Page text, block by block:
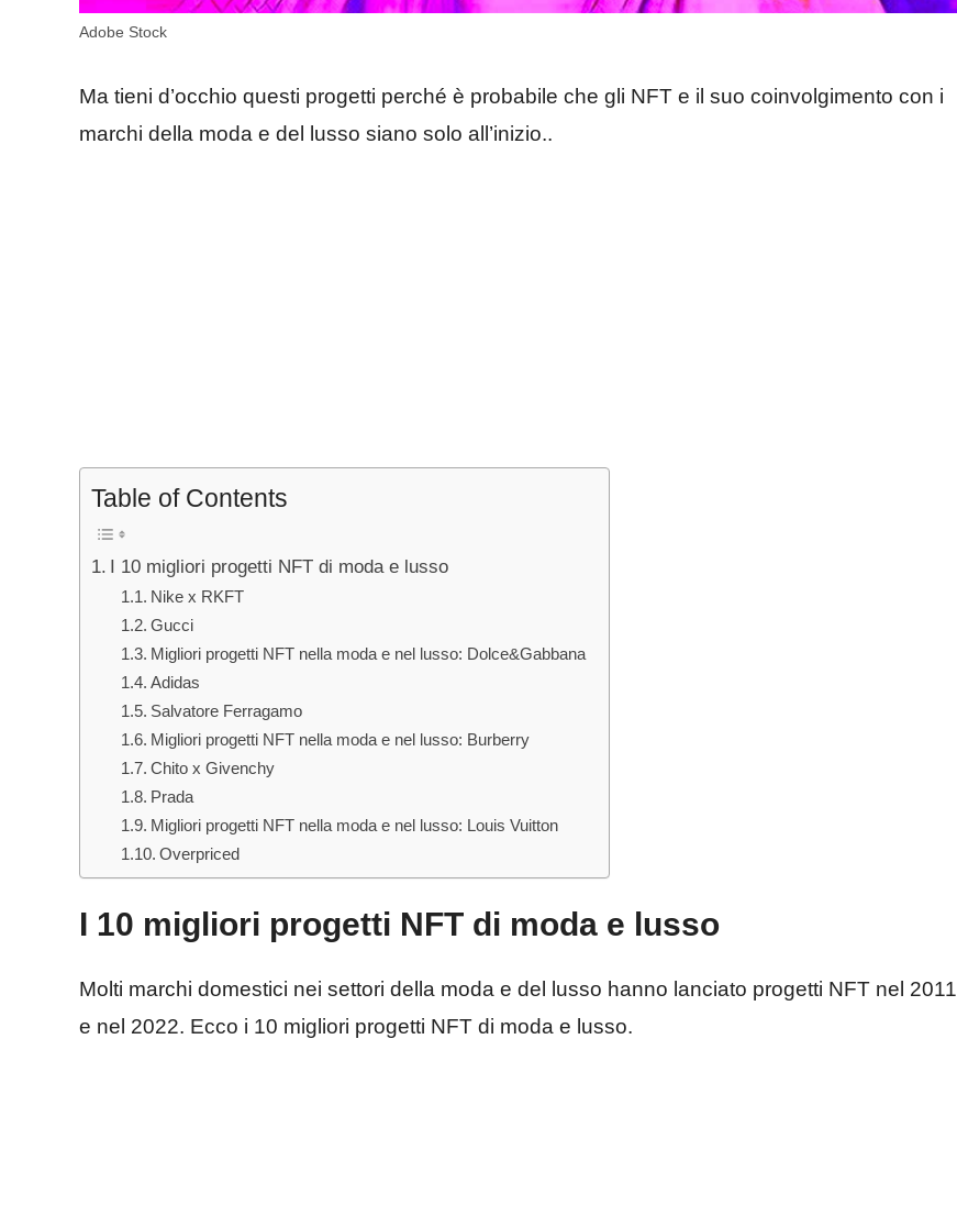
Adobe Stock
Ma tieni d’occhio questi progetti perché è probabile che gli NFT e il suo coinvolgimento con i
marchi della moda e del lusso siano solo all’inizio..
Table of Contents
I 10 migliori progetti NFT di moda e lusso
Nike x RKFT
Gucci
Migliori progetti NFT nella moda e nel lusso: Dolce&Gabbana
Adidas
Salvatore Ferragamo
Migliori progetti NFT nella moda e nel lusso: Burberry
Chito x Givenchy
Prada
Migliori progetti NFT nella moda e nel lusso: Louis Vuitton
Overpriced
I 10 migliori progetti NFT di moda e lusso
Molti marchi domestici nei settori della moda e del lusso hanno lanciato progetti NFT nel 2011
e nel 2022. Ecco i 10 migliori progetti NFT di moda e lusso.